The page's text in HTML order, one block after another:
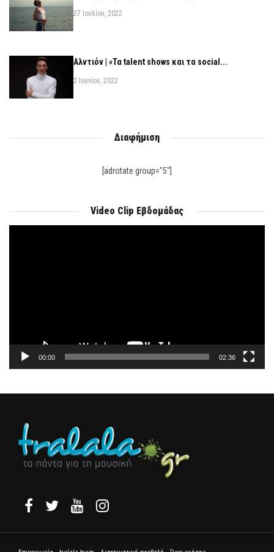
27 Ιουλίου, 2022
Αλντιόν | «Τα talent shows και τα social...
2 Ιουνίου, 2022
Διαφήμιση
[adrotate group="5"]
Video Clip Εβδομάδας
00:00 02:36